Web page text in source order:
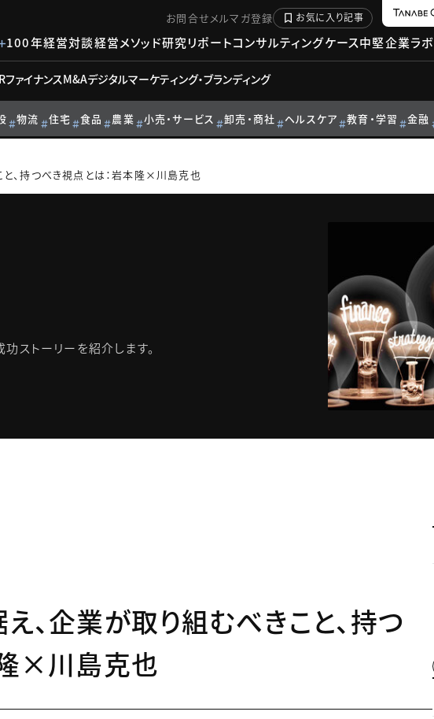
お問合せメルマガ登録 お気に入り記事
100年経営対談経営メソッド研究リポートコンサルティングケース中堅企業ラボ
ファイナンスM&Aデジタルマーケティング・ブランディング
物流 住宅 食品 農業 小売・サービス 卸売・商社 ヘルスケア 教育・学習 金融
、持つべき視点とは：岩本隆×川島克也
ストーリーを紹介します。
、企業が取り組むべきこと、持つ
×川島克也